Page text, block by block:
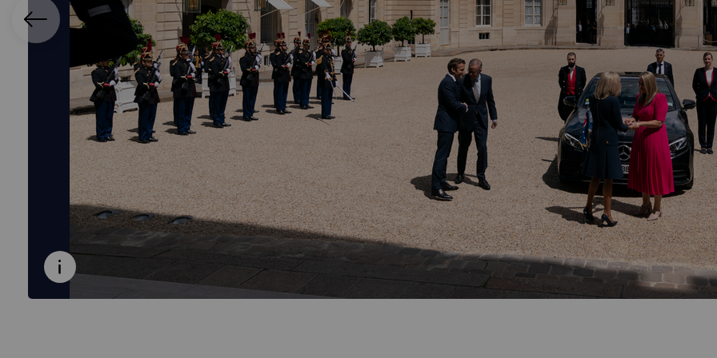
Afficher la légende 20 / 20 - Les images de la publication